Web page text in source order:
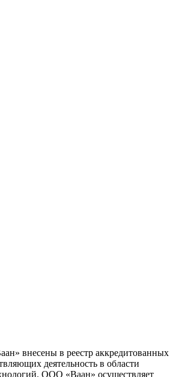
внесены в реестр аккредитованных
деятельность в области
ООО «Ваан» осуществляет